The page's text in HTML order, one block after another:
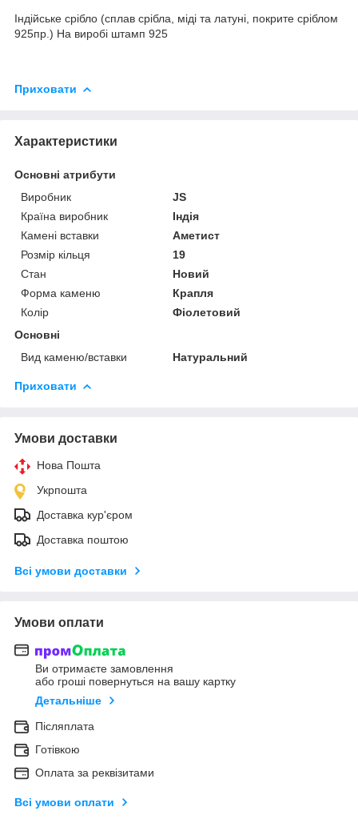
Індійське срібло (сплав срібла, міді та латуні, покрите сріблом
925пр.) На виробі штамп 925
Приховати
Характеристики
Основні атрибути
Виробник
JS
Країна виробник
Індія
Камені вставки
Аметист
Розмір кільця
19
Стан
Новий
Форма каменю
Крапля
Колір
Фіолетовий
Основні
Вид каменю/вставки
Натуральний
Приховати
Умови доставки
Нова Пошта
Укрпошта
Доставка кур'єром
Доставка поштою
Всі умови доставки
Умови оплати
Ви отримаєте замовлення
або гроші повернуться на вашу картку
Детальніше
Післяплата
Готівкою
Оплата за реквізитами
Всі умови оплати